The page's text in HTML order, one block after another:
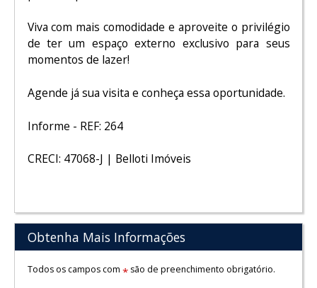
Viva com mais comodidade e aproveite o privilégio
de ter um espaço externo exclusivo para seus
momentos de lazer!
Agende já sua visita e conheça essa oportunidade.
Informe - REF: 264
CRECI: 47068-J | Belloti Imóveis
Obtenha Mais Informações
Todos os campos com *são de preenchimento obrigatório.